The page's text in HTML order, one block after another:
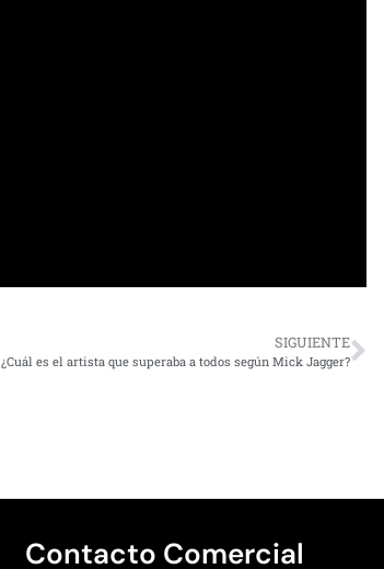
SIGUIENTE
¿Cuál es el artista que superaba a todos según Mick Jagger?
Contacto Comercial